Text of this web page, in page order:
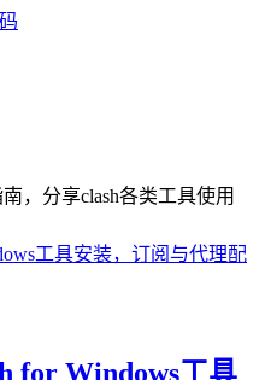
，分享clash各类工具使用
for Windows工具